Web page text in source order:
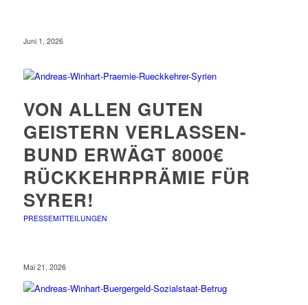
Juni 1, 2026
VON ALLEN GUTEN
GEISTERN VERLASSEN-
BUND ERWÄGT 8000€
RÜCKKEHRPRÄMIE FÜR
SYRER!
PRESSEMITTEILUNGEN
Mai 21, 2026